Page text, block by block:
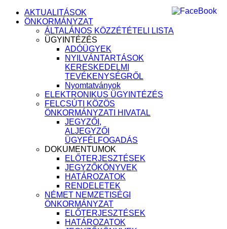
AKTUALITÁSOK
ÖNKORMÁNYZAT
ÁLTALÁNOS KÖZZÉTÉTELI LISTA
ÜGYINTÉZÉS
ADÓÜGYEK
NYILVÁNTARTÁSOK
KERESKEDELMI
TEVÉKENYSÉGRŐL
Nyomtatványok
ELEKTRONIKUS ÜGYINTÉZÉS
FELCSÚTI KÖZÖS
ÖNKORMÁNYZATI HIVATAL
JEGYZŐI,
ALJEGYZŐI
ÜGYFÉLFOGADÁS
DOKUMENTUMOK
ELŐTERJESZTÉSEK
JEGYZŐKÖNYVEK
HATÁROZATOK
RENDELETEK
NÉMET NEMZETISÉGI
ÖNKORMÁNYZAT
ELŐTERJESZTÉSEK
HATÁROZATOK